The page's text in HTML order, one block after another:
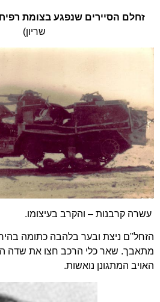
זחלם הסיירים שנפגע בצומת
שריון)
עשרה קרבנות – והקרב בעיצומו.
הזחל"ם ניצת ובער בלהבה כתומה
מתאבך. שאר כלי הרכב חצו את שדה
האויב המתגונן נואשות.